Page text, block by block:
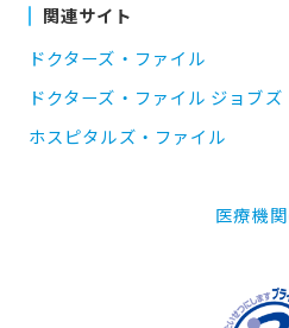
関連サイト
ドクターズ・ファイル
ドクターズ・ファイル ジョブズ
ホスピタルズ・ファイル
医療機